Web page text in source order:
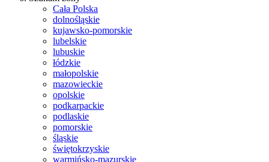
Cała Polska
dolnośląskie
kujawsko-pomorskie
lubelskie
lubuskie
łódzkie
małopolskie
mazowieckie
opolskie
podkarpackie
podlaskie
pomorskie
śląskie
świętokrzyskie
warmińsko-mazurskie